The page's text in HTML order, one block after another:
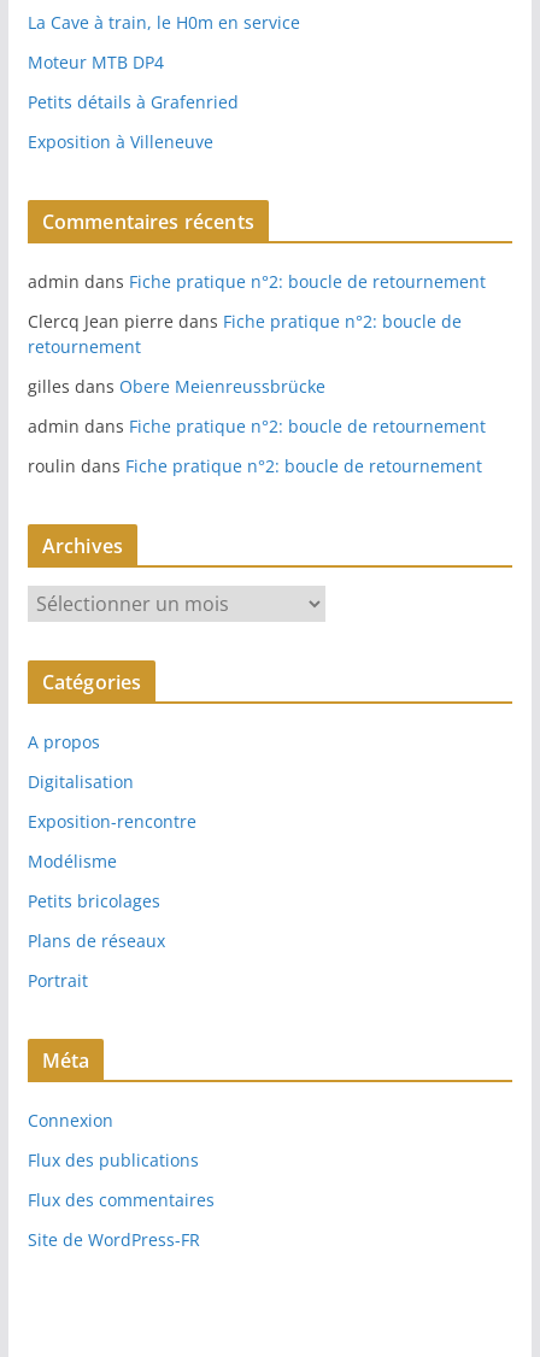
La Cave à train, le H0m en service
Moteur MTB DP4
Petits détails à Grafenried
Exposition à Villeneuve
Commentaires récents
admin dans Fiche pratique n°2: boucle de retournement
Clercq Jean pierre dans Fiche pratique n°2: boucle de
retournement
gilles dans Obere Meienreussbrücke
admin dans Fiche pratique n°2: boucle de retournement
roulin dans Fiche pratique n°2: boucle de retournement
Archives
r
c
v
e
Catégories
A propos
Digitalisation
Exposition-rencontre
Modélisme
Petits bricolages
Plans de réseaux
Portrait
Méta
Connexion
Flux des publications
Flux des commentaires
Site de WordPress-FR